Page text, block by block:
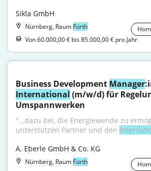
Sikla GmbH
Nürnberg, Raum Fürth
Von 60.000,00 € bis 85.000,00 € pro Jahr
Business Development Manager
International (m/w/d) für
Umspannwerken
"...dazu bei, die Energiewende zu
unterstützen Partner und den
A. Eberle GmbH & Co. KG
Nürnberg, Raum Fürth